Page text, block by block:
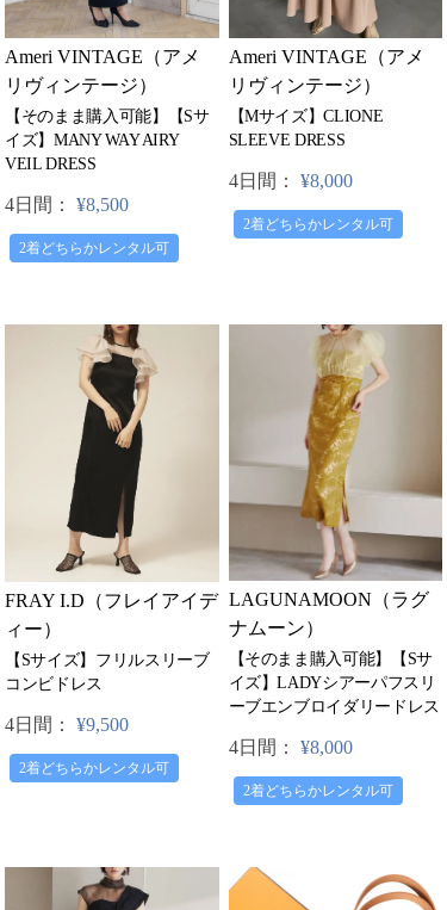
Ameri VINTAGE（アメ
リヴィンテージ）
【そのまま購入可能】【Sサ
イズ】MANY WAY AIRY
VEIL DRESS
4日間： ¥8,500
2着どちらかレンタル可
Ameri VINTAGE（アメ
リヴィンテージ）
【Mサイズ】CLIONE
SLEEVE DRESS
4日間： ¥8,000
2着どちらかレンタル可
FRAY I.D（フレイアイデ
ィー）
【Sサイズ】フリルスリーブ
コンビドレス
4日間： ¥9,500
2着どちらかレンタル可
LAGUNAMOON（ラグ
ナムーン）
【そのまま購入可能】【Sサ
イズ】LADYシアーパフスリ
ーブエンブロイダリードレス
4日間： ¥8,000
2着どちらかレンタル可